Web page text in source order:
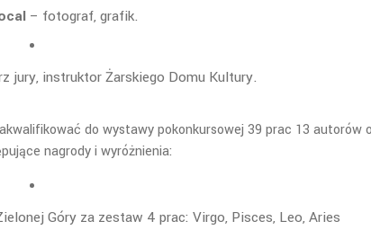
– fotograf, grafik.
jury, instruktor Żarskiego Domu Kultury.
do wystawy pokonkursowej 39 prac 13 autorów
nagrody i wyróżnienia:
Góry za zestaw 4 prac: Virgo, Pisces, Leo, Aries